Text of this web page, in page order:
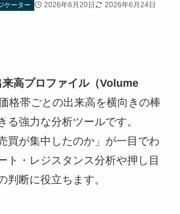
ケーター 2026年6月20日 2026年6月24日
来高プロファイル（Volume
格帯ごとの出来高を横向きの棒
る強力な分析ツールです。
買が集中したのか」が一目でわ
ト・レジスタンス分析や押し目
判断に役立ちます。